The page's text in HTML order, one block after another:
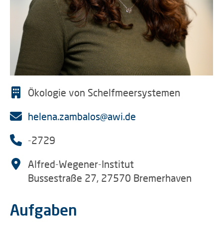
Ökologie von Schelfmeersystemen
helena.zambalos@awi.de
-2729
Alfred-Wegener-Institut
Bussestraße 27, 27570 Bremerhaven
Aufgaben